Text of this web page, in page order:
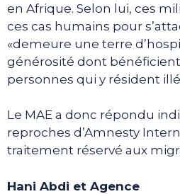
en Afrique. Selon lui, ces
ces cas humains pour
«demeure une terre
générosité dont
personnes qui y résident
Le MAE a donc répondu
reproches d’Amnesty
traitement réservé aux
Hani Abdi et Agence